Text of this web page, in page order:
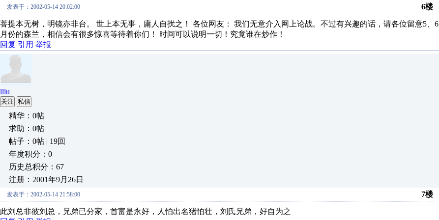
发表于：2002-05-14 20:02:00 6楼
菩提本无树，明镜亦非台。 世上本无事，庸人自扰之！ 各位网友： 我们无意介入网上论战。不过有兴趣的话，请各位留意5、6
月份的森兰，相信会有很多惊喜等待着你们！ 时间可以说明一切！究竟谁在炒作！
回复 引用 举报
lliu
关注 私信
精华：0帖
求助：0帖
帖子：0帖 | 19回
年度积分：0
历史总积分：67
注册：2001年9月26日
发表于：2002-05-14 21:58:00 7楼
此刘总非彼刘总，兄弟已分家，首富是永好，人怕出名猪怕壮，刘氏兄弟，好自为之